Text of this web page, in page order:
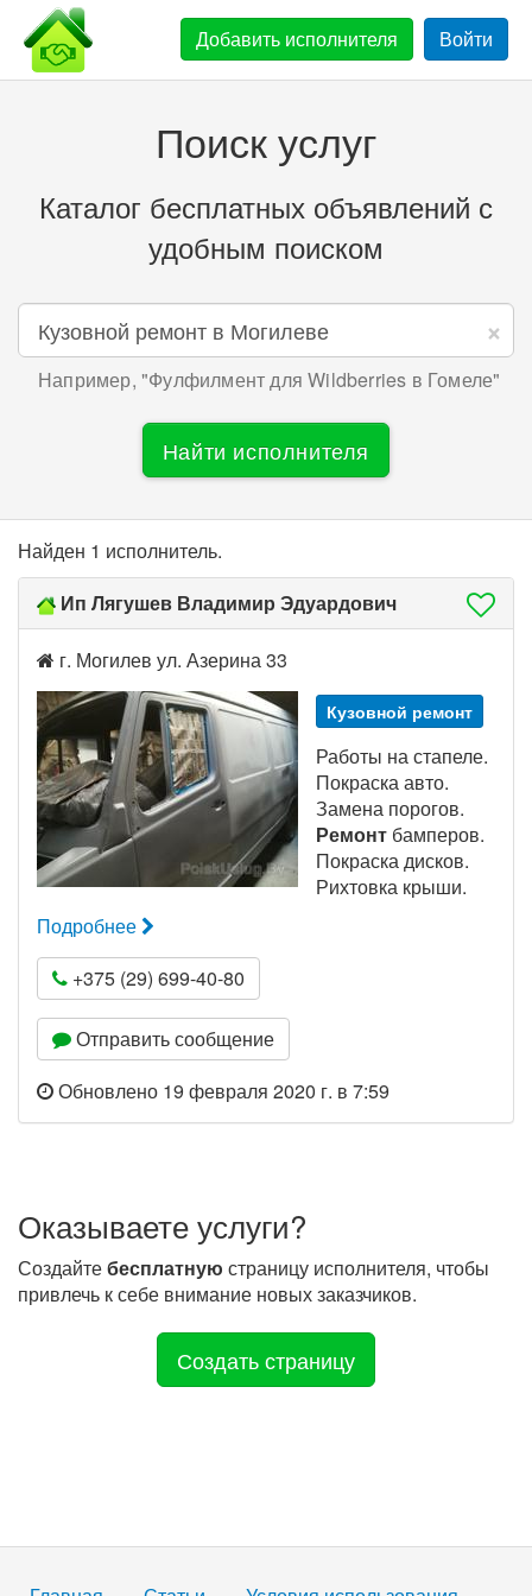
Добавить исполнителя Войти
Поиск услуг
Каталог бесплатных объявлений с
удобным поиском
×
Например, "Фулфилмент для Wildberries в Гомеле"
Найти исполнителя
Найден 1 исполнитель.
Ип Лягушев Владимир Эдуардович
г. Могилев ул. Азерина 33
Кузовной ремонт
Работы на стапеле.
Покраска авто.
Замена порогов.
Ремонт бамперов.
Покраска дисков.
Рихтовка крыши.
Подробнее
+375 (29) 699-40-80
Отправить сообщение
Обновлено 19 февраля 2020 г. в 7:59
Оказываете услуги?
Создайтебесплатную страницу исполнителя, чтобы
привлечь к себе внимание новых заказчиков.
Создать страницу